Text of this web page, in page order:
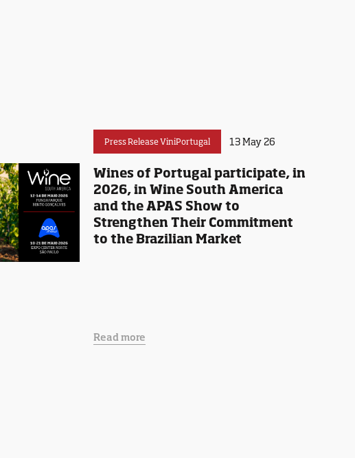
Press Release ViniPortugal 13 May 26
Wines of Portugal participate, in
2026, in Wine South America
and the APAS Show to
Strengthen Their Commitment
to the Brazilian Market
Read more